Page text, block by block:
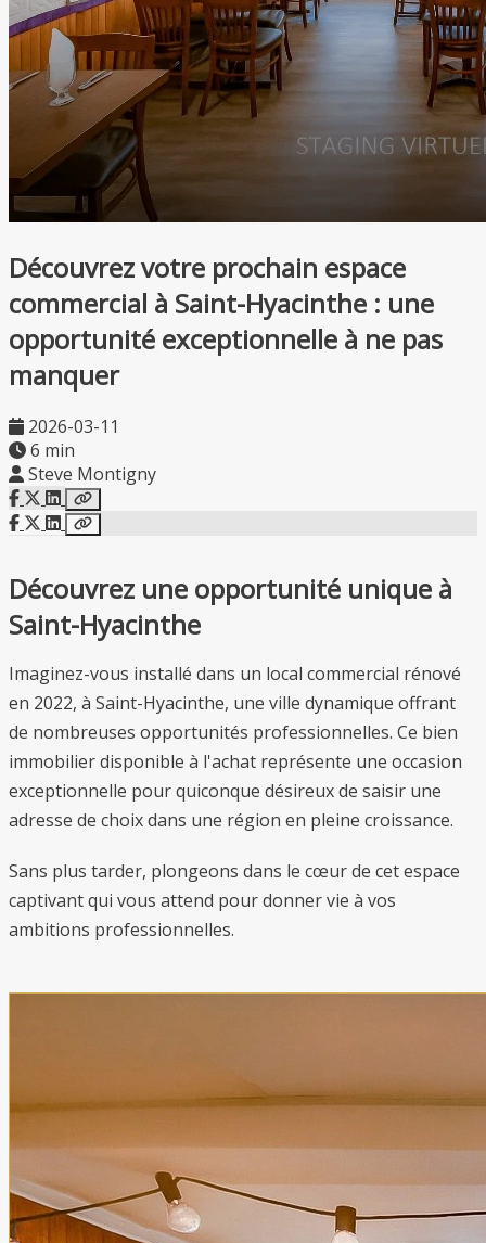
Découvrez votre prochain espace
commercial à Saint-Hyacinthe : une
opportunité exceptionnelle à ne pas
manquer
2026-03-11
6 min
Steve Montigny
Découvrez une opportunité unique à
Saint-Hyacinthe
Imaginez-vous installé dans un local commercial rénové
en 2022, à Saint-Hyacinthe, une ville dynamique offrant
de nombreuses opportunités professionnelles. Ce bien
immobilier disponible à l'achat représente une occasion
exceptionnelle pour quiconque désireux de saisir une
adresse de choix dans une région en pleine croissance.
Sans plus tarder, plongeons dans le cœur de cet espace
captivant qui vous attend pour donner vie à vos
ambitions professionnelles.